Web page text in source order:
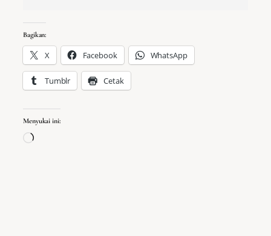
Bagikan:
X Facebook WhatsApp
Tumblr Cetak
Menyukai ini:
Memuat...